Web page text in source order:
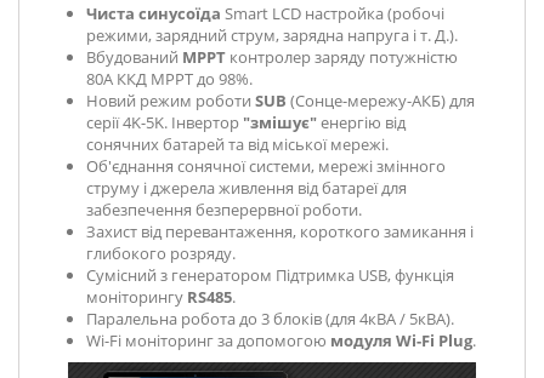
Чиста синусоїда Smart LCD настройка (робочі
режими, зарядний струм, зарядна напруга і т. Д.).
Вбудований MPPT контролер заряду потужністю
80A ККД MPPT до 98%.
Новий режим роботи SUB (Сонце-мережу-АКБ) для
серії 4K-5K. Інвертор "змішує"енергію від
сонячних батарей та від міської мережі.
Об'єднання сонячної системи, мережі змінного
струму і джерела живлення від батареї для
забезпечення безперервної роботи.
Захист від перевантаження, короткого замикання і
глибокого розряду.
Сумісний з генератором Підтримка USB, функція
моніторингу RS485.
Паралельна робота до 3 блоків (для 4кВА / 5кВА).
Wi-Fi моніторинг за допомогою модуля Wi-Fi Plug.